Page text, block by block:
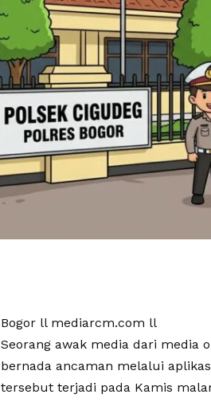
Bogor ll mediarcm.com ll
Seorang awak media dari media
bernada ancaman melalui
tersebut terjadi pada Kamis